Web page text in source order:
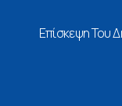
Επίσκεψη Του